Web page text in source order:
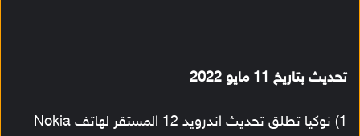
تحديث بتاريخ 11 مايو 2022
1) نوكيا تطلق تحديث اندرويد 12 المستقر لهاتف Nokia